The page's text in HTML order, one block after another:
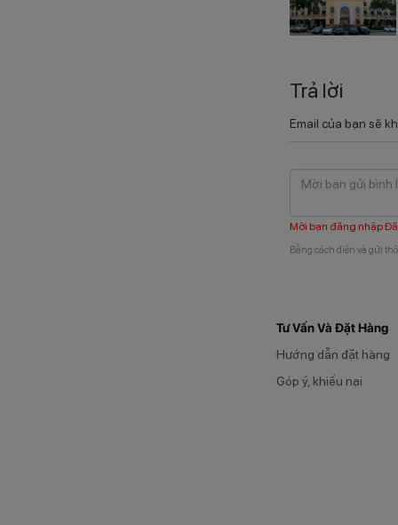
Trả lời
Email của bạn sẽ
Mời bạn đăng nhập
Bằng cách điền và gửi
Tư Vấn Và Đặt Hàng
Hướng dẫn đặt hàng
Góp ý, khiếu nại